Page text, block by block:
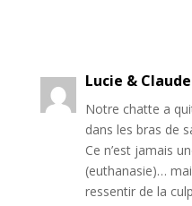
Lucie & Claude
Notre chatte a
dans les bras de
Ce n’est jamais
(euthanasie)…
ressentir de la